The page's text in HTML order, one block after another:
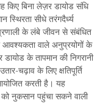
किए बिना लेज़र डायोड संधि
स्थिरता सीधे तरंगदैर्ध्य
के लंबे जीवन से संबंधित
आवश्यकता वाले अनुप्रयोगों के
के तापमान की निगरानी
चढ़ाव के लिए क्षतिपूर्ति
करती है। यह
नुकसान पहुंचा सकने वाली